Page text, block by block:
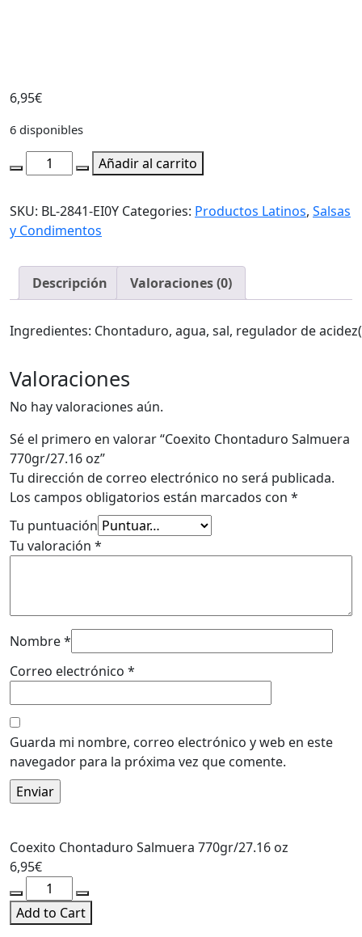
6,95€
6 disponibles
Coexito
Chontaduro
770gr/27.16
oz
Añadir al carrito
SKU: BL-2841-EI0Y Categories: Productos Latinos, Salsas
y Condimentos
Descripción Valoraciones (0)
Ingredientes: Chontaduro, agua, sal, regulador de
Valoraciones
No hay valoraciones aún.
Sé el primero en valorar “Coexito Chontaduro Salmuera
770gr/27.16 oz”
Tu dirección de correo electrónico no será publicada.
Los campos obligatorios están marcados con *
Tu puntuación
Tu valoración *
Nombre*
Correo electrónico *
Guarda mi nombre, correo electrónico y web en este
navegador para la próxima vez que comente.
Coexito Chontaduro Salmuera 770gr/27.16 oz
6,95€
Coexito
Chontaduro
Salmuera
Add to Cart